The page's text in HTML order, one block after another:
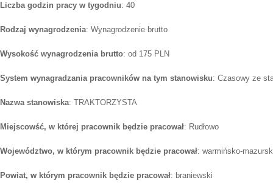
Liczba godzin pracy w tygodniu: 40
Rodzaj wynagrodzenia: Wynagrodzenie brutto
Wysokość wynagrodzenia brutto: od 175 PLN
System wynagradzania pracowników na tym stanowisku: Czasowy ze
Nazwa stanowiska: TRAKTORZYSTA
Miejscowść, w której pracownik będzie pracował: Rudłowo
Województwo, w którym pracownik będzie pracował: warmińsko-
Powiat, w którym pracownik będzie pracował: braniewski